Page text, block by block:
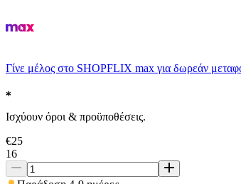
Γίνε μέλος στο SHOPFLIX max για δωρεάν
Ισχύουν όροι & προϋποθέσεις.
€25
16